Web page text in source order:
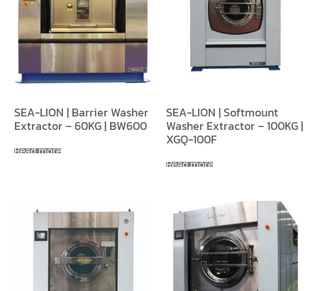
SEA-LION | Barrier Washer
Extractor – 60KG | BW600
Read more
SEA-LION | Softmount
Washer Extractor – 100KG |
XGQ-100F
Read more